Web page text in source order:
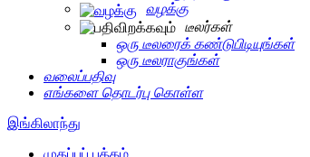
வழக்கு
டீலர்கள்
ஒரு டீலரைக் கண்டுபிடியுங்கள்
ஒரு டீலராகுங்கள்
வலைப்பதிவு
எங்களை தொடர்பு கொள்ள
இங்கிலாந்து
முகப்புப் பக்கம்